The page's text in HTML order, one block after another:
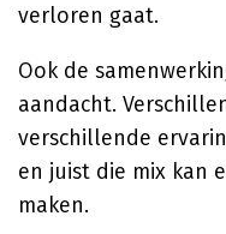
verloren gaat.
Ook de
aandacht.
verschillende
en juist die mix kan
maken.